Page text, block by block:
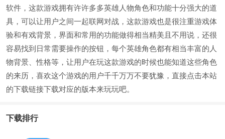
软件，这款游戏拥有许许多多英雄人物角色和功能十分强大的道
具，可以让用户之间一起联网对战，这款游戏也是很注重游戏体
验和有戏背景，界面和常用的功能做得相当精美且不用说，还很
容易找到日常需要操作的按钮，每个英雄角色都有相当丰富的人
物背景、性格等，让用户在玩这款游戏的时候也能知道这些角色
的来历，喜欢这个游戏的用户千千万万不要犹豫，直接点击本站
的下载链接下载对应的版本来玩玩吧。
下载排行